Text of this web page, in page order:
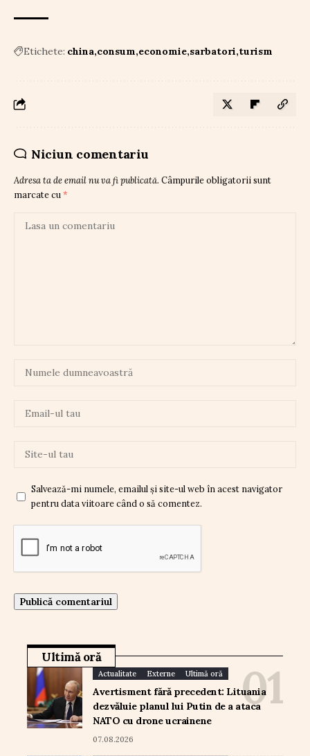
Etichete: china consum economie sarbatori turism
Niciun comentariu
Adresa ta de email nu va fi publicată. Câmpurile obligatorii sunt
marcate cu*
Salvează-mi numele, emailul și site-ul web în acest navigator
pentru data viitoare când o să comentez.
Ultimă oră
Actualitate Externe Ultimă oră
Avertisment fără precedent: Lituania
dezvăluie planul lui Putin de a ataca
NATO cu drone ucrainene
07.08.2026